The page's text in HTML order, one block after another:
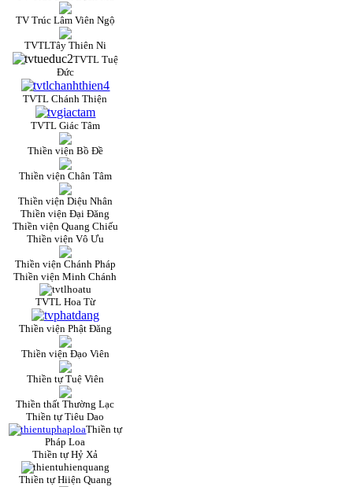
TV Trúc Lâm Viên Ngộ
TVTLTây Thiên Ni
TVTL Tuệ
Đức
TVTL Chánh Thiện
TVTL Giác Tâm
Thiền viện Bồ Đề
Thiền viện Chân Tâm
Thiền viện Diệu Nhân
Thiền viện Đại Đăng
Thiền viện Quang Chiếu
Thiền viện Vô Ưu
Thiền viện Chánh Pháp
Thiền viện Minh Chánh
TVTL Hoa Từ
Thiền viện Phật Đăng
Thiền viện Đạo Viên
Thiền tự Tuệ Viên
Thiền thất Thường Lạc
Thiền tự Tiêu Dao
Thiền tự
Pháp Loa
Thiền tự Hỷ Xả
Thiền tự Hiiện Quang